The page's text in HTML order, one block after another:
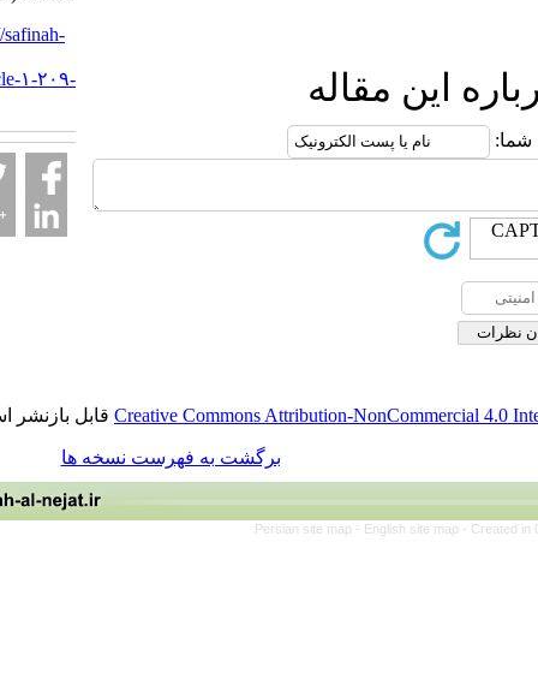
مقاله
URL:http://safinah-
nejat.ir/article-۱-۲۰۹-
Creative Commons Attribution-قابل بازنشر است.
برگشت به فهرست نسخه ها
Persian site map - English site